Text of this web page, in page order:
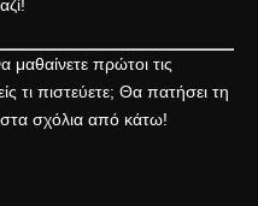
μαθαίνετε πρώτοι τις
τι πιστεύετε; Θα πατήσει τη
σχόλια από κάτω!